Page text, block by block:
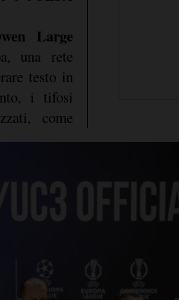
Large
una rete
testo in
i tifosi
come